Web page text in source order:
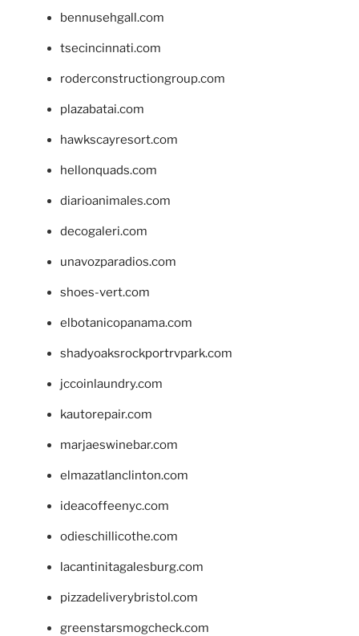
bennusehgall.com
tsecincinnati.com
roderconstructiongroup.com
plazabatai.com
hawkscayresort.com
hellonquads.com
diarioanimales.com
decogaleri.com
unavozparadios.com
shoes-vert.com
elbotanicopanama.com
shadyoaksrockportrvpark.com
jccoinlaundry.com
kautorepair.com
marjaeswinebar.com
elmazatlanclinton.com
ideacoffeenyc.com
odieschillicothe.com
lacantinitagalesburg.com
pizzadeliverybristol.com
greenstarsmogcheck.com